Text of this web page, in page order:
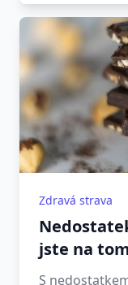
Zdravá strava
jste na
S